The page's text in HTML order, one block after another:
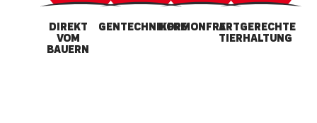
DIREKT
VOM
BAUERN
GENTECHNIKFREIHORMONFREIARTGERECHTE
TIERHALTUNG